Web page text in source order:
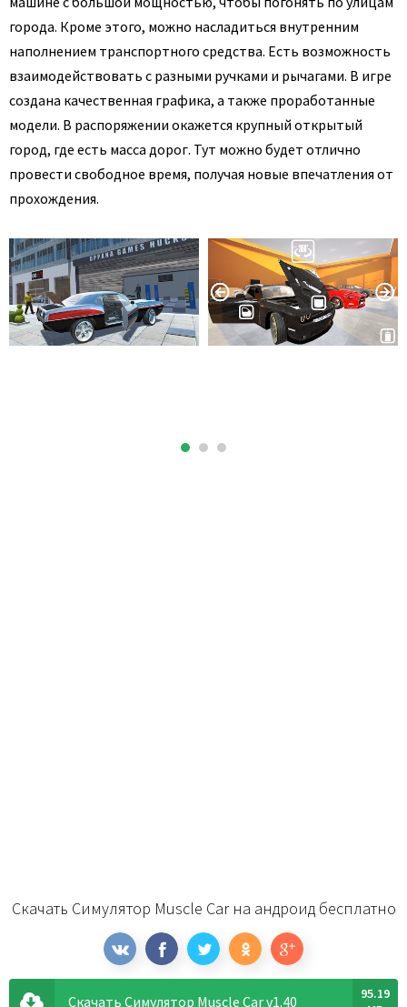
города. Кроме этого, можно насладиться внутренним
наполнением транспортного средства. Есть возможность
взаимодействовать с разными ручками и рычагами. В игре
создана качественная графика, а также проработанные
модели. В распоряжении окажется крупный открытый
город, где есть масса дорог. Тут можно будет отлично
провести свободное время, получая новые впечатления от
прохождения.
Скачать Симулятор Muscle Car на андроид бесплатно
Скачать Симулятор Muscle Car v1.40
95.19